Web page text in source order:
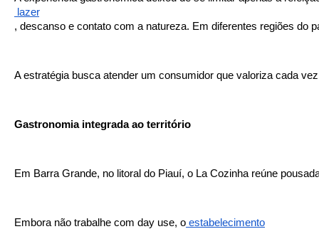
lazer
, descanso e contato com a natureza. Em diferentes regiões do
A estratégia busca atender um consumidor que valoriza cada
Gastronomia integrada ao território
Em Barra Grande, no litoral do Piauí, o La Cozinha reúne
Embora não trabalhe com day use, o estabelecimento